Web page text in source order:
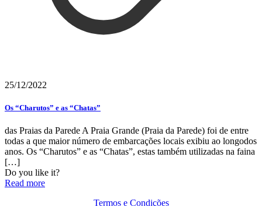
25/12/2022
Os “Charutos” e as “Chatas”
das Praias da Parede A Praia Grande (Praia da Parede) foi de entre
todas a que maior número de embarcações locais exibiu ao longodos
anos. Os “Charutos” e as “Chatas”, estas também utilizadas na faina
[…]
Do you like it?
Read more
Termos e Condições